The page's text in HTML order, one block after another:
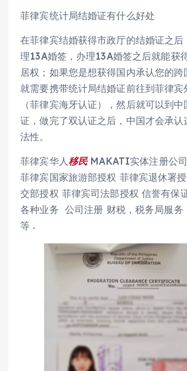
菲律宾统计局结婚证有什么好处
在菲律宾结婚获得市政厅的结婚证之后
理13A婚签，办理13A婚签之后就能获
居权；如果您是想获得国内承认您的跨
就需要携带统计局结婚证前往到菲律宾
（菲律宾海牙认证），然后就可以到
证，做完了双认证之后，中国才会承认
法性。
菲律宾华人移民MAKATI实体注册公
菲律宾国家旅游部授权 菲律宾退休署
交部授权 菲律宾司法部授权 信誉有保
各种业务 公司注册 财税，税务局服
等 .